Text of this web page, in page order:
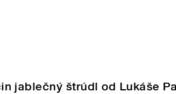
jablečný štrúdl od Lukáše